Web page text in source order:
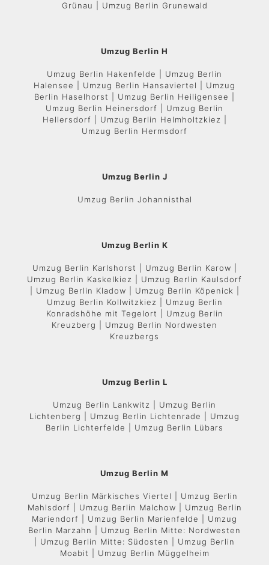
Grünau | Umzug Berlin Grunewald
Umzug Berlin H
Umzug Berlin Hakenfelde | Umzug Berlin
Halensee | Umzug Berlin Hansaviertel | Umzug
Berlin Haselhorst | Umzug Berlin Heiligensee |
Umzug Berlin Heinersdorf | Umzug Berlin
Hellersdorf | Umzug Berlin Helmholtzkiez |
Umzug Berlin Hermsdorf
Umzug Berlin J
Umzug Berlin Johannisthal
Umzug Berlin K
Umzug Berlin Karlshorst | Umzug Berlin Karow |
Umzug Berlin Kaskelkiez | Umzug Berlin Kaulsdorf
| Umzug Berlin Kladow | Umzug Berlin Köpenick |
Umzug Berlin Kollwitzkiez | Umzug Berlin
Konradshöhe mit Tegelort | Umzug Berlin
Kreuzberg | Umzug Berlin Nordwesten
Kreuzbergs
Umzug Berlin L
Umzug Berlin Lankwitz | Umzug Berlin
Lichtenberg | Umzug Berlin Lichtenrade | Umzug
Berlin Lichterfelde | Umzug Berlin Lübars
Umzug Berlin M
Umzug Berlin Märkisches Viertel | Umzug Berlin
Mahlsdorf | Umzug Berlin Malchow | Umzug Berlin
Mariendorf | Umzug Berlin Marienfelde | Umzug
Berlin Marzahn | Umzug Berlin Mitte: Nordwesten
| Umzug Berlin Mitte: Südosten | Umzug Berlin
Moabit | Umzug Berlin Müggelheim